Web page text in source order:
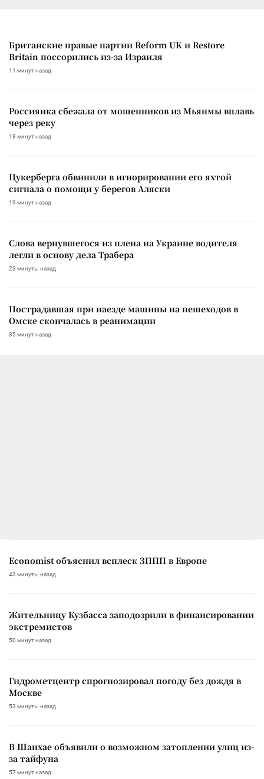
Британские правые партии Reform UK и Restore
Britain поссорились из-за Израиля
11 минут назад
Россиянка сбежала от мошенников из Мьянмы вплавь
через реку
18 минут назад
Цукерберга обвинили в игнорировании его яхтой
сигнала о помощи у берегов Аляски
19 минут назад
Слова вернувшегося из плена на Украине водителя
легли в основу дела Трабера
23 минуты назад
Пострадавшая при наезде машины на пешеходов в
Омске скончалась в реанимации
35 минут назад
Economist объяснил всплеск ЗППП в Европе
43 минуты назад
Жительницу Кузбасса заподозрили в финансировании
экстремистов
50 минут назад
Гидрометцентр спрогнозировал погоду без дождя в
Москве
53 минуты назад
В Шанхае объявили о возможном затоплении улиц из-
за тайфуна
57 минут назад